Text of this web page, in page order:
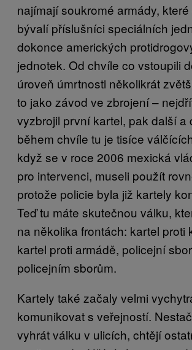
najímají soukromé armády,
bývalí příslušníci speciálních
dokonce amerických
jednotek. Od chvíle co vstoupili
úroveň úmrtnosti několikrát
to jako závod ve zbrojení –
vyzbrojil první kartel, pak další a
během chvíle tu je tisíce
když se v roce 2006 mexická
pro intervenci, museli použít
protože policie byla již kartely
Teď tu máte skutečnou válku,
na několika frontách: kartel proti
kartel proti armádě, policejní
policejním sborům.
Kartely také začaly velmi
komunikovat s veřejností.
vyhrát válku v ulicích, chtějí